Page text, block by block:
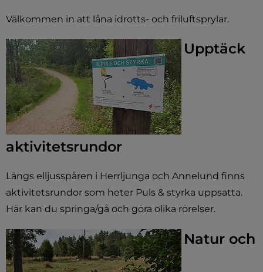
Välkommen in att låna idrotts- och friluftsprylar.
Upptäck
aktivitetsrundor
Längs elljusspåren i Herrljunga och Annelund finns
aktivitetsrundor som heter Puls & styrka uppsatta.
Här kan du springa/gå och göra olika rörelser.
Natur och